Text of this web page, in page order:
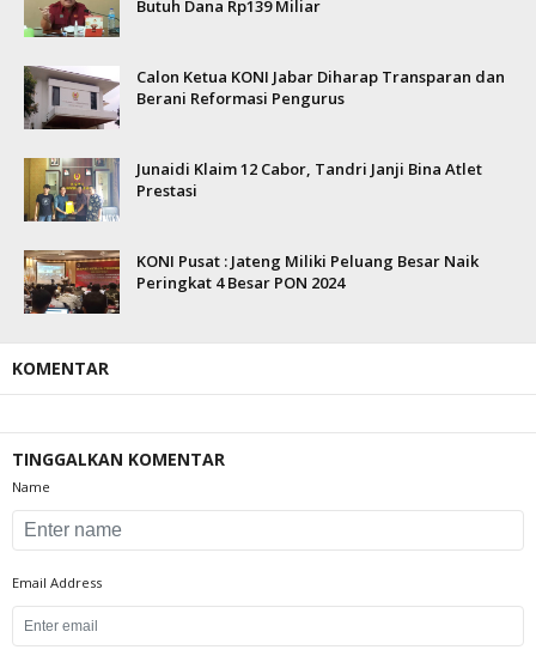
Butuh Dana Rp139 Miliar
Calon Ketua KONI Jabar Diharap Transparan dan
Berani Reformasi Pengurus
Junaidi Klaim 12 Cabor, Tandri Janji Bina Atlet
Prestasi
KONI Pusat : Jateng Miliki Peluang Besar Naik
Peringkat 4 Besar PON 2024
KOMENTAR
TINGGALKAN KOMENTAR
Name
Email Address